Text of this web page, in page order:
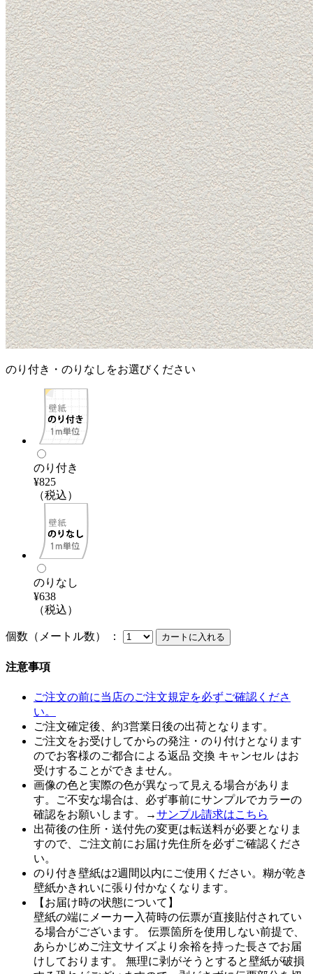
のり付き・のりなしをお選びください
のり付き
¥825
（税込）
のりなし
¥638
（税込）
個数（メートル数） ：
注意事項
ご注文の前に当店のご注文規定を必ずご確認くださ
い。
ご注文確定後、約3営業日後の出荷となります。
ご注文をお受けしてからの発注・のり付けとなります
のでお客様のご都合による返品 交換 キャンセル はお
受けすることができません。
画像の色と実際の色が異なって見える場合がありま
す。ご不安な場合は、必ず事前にサンプルでカラーの
確認をお願いします。→サンプル請求はこちら
出荷後の住所・送付先の変更は転送料が必要となりま
すので、ご注文前にお届け先住所を必ずご確認くださ
い。
のり付き壁紙は2週間以内にご使用ください。糊が乾き
壁紙かきれいに張り付かなくなります。
【お届け時の状態について】
壁紙の端にメーカー入荷時の伝票が直接貼付されてい
る場合がございます。 伝票箇所を使用しない前提で、
あらかじめご注文サイズより余裕を持った長さでお届
けしております。 無理に剥がそうとすると壁紙が破損